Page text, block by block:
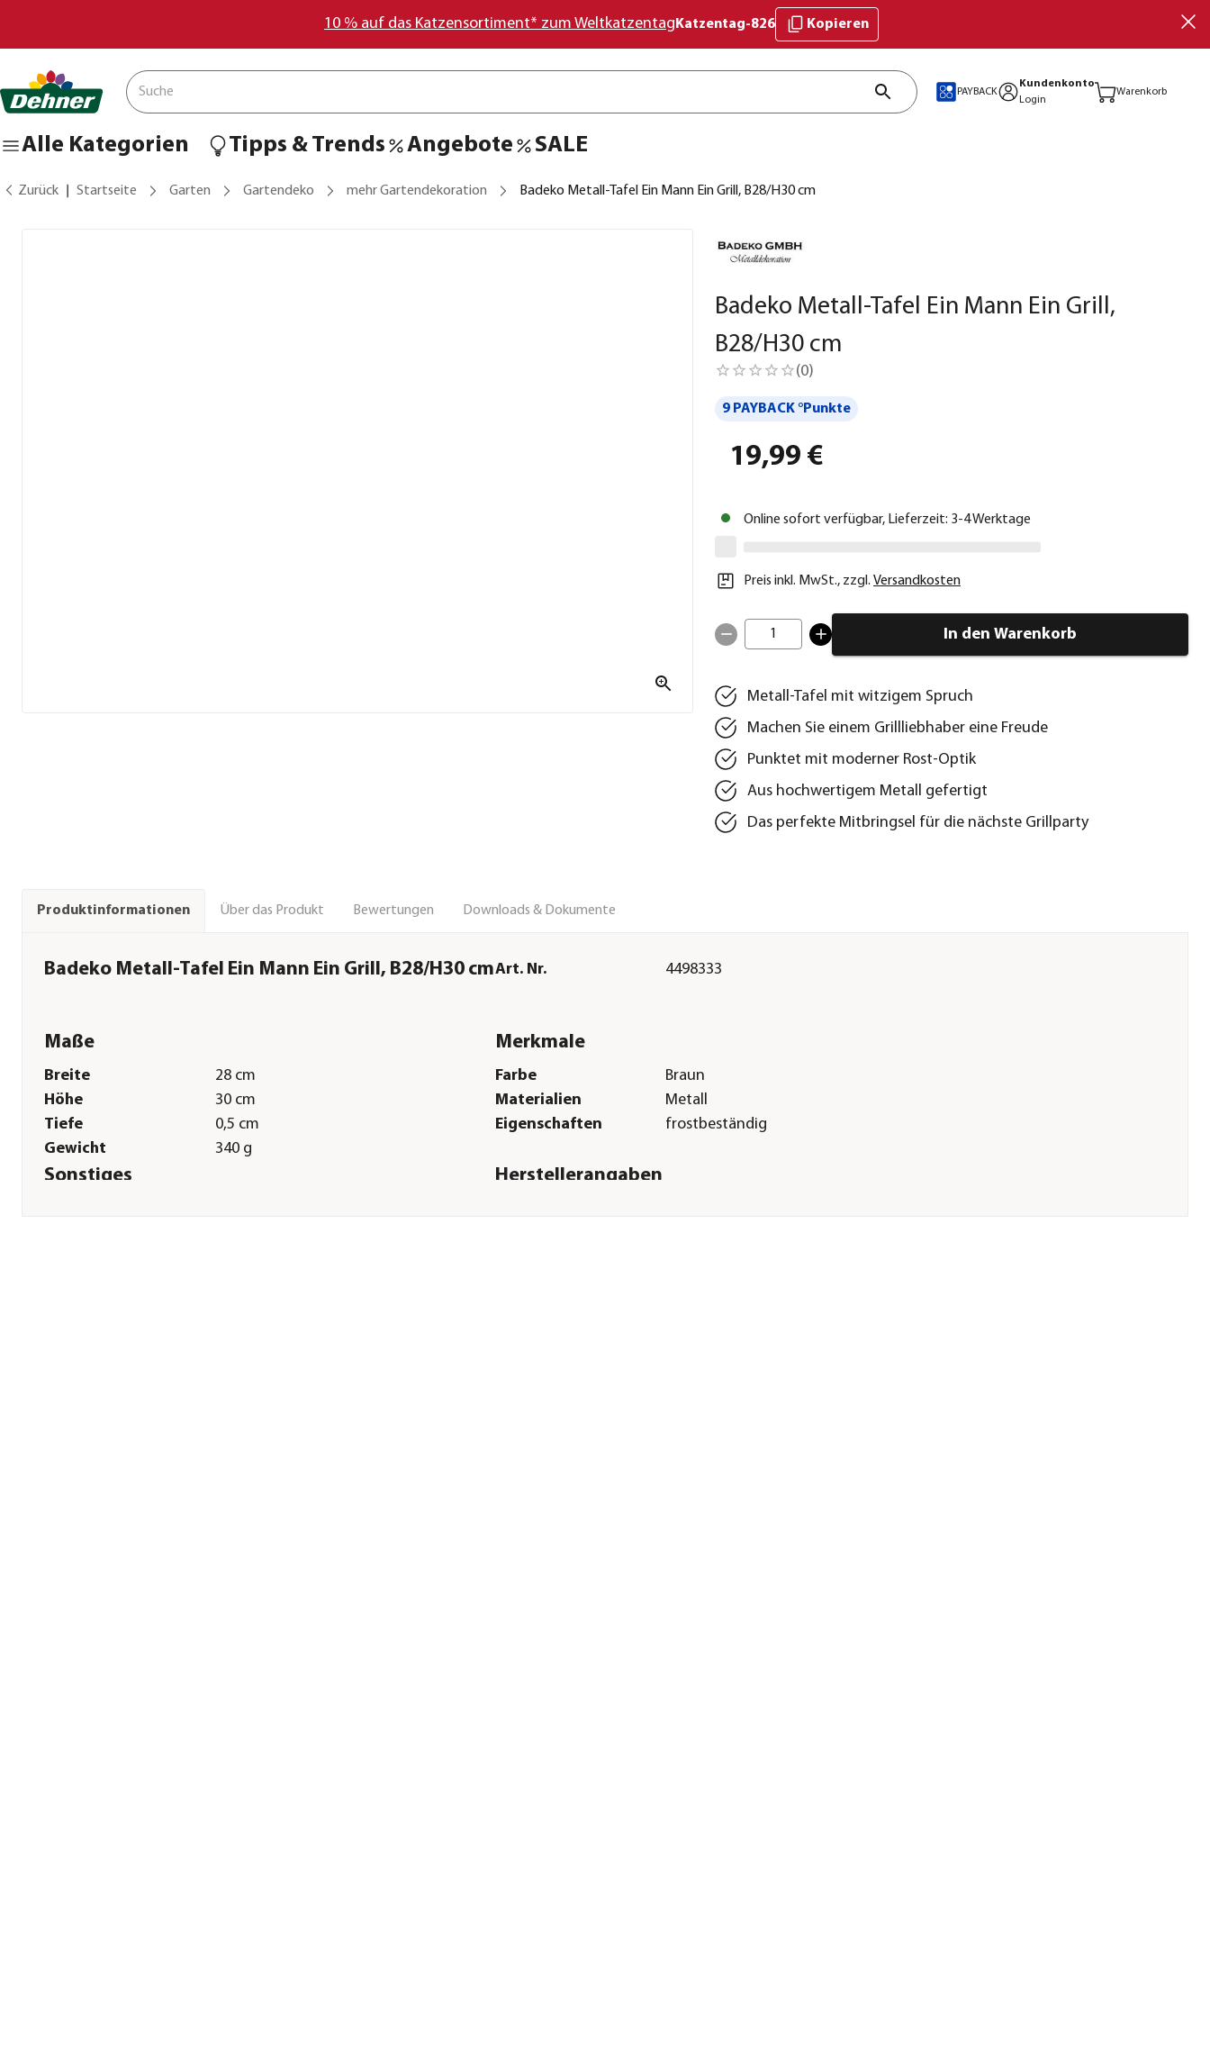
10 % auf das Katzensortiment* zum Weltkatzentag Katzentag-826 Kopieren
PAYBACK
Kundenkonto
Login
Warenkorb
Alle Kategorien Tipps & Trends Angebote SALE
Zurück Startseite Garten Gartendeko mehr Gartendekoration Badeko Metall-Tafel Ein Mann Ein Grill, B28/H30 cm
Badeko Metall-Tafel Ein Mann Ein Grill,
B28/H30 cm
(0)
9 PAYBACK °Punkte
19,99 €
Online sofort verfügbar, Lieferzeit: 3-4 Werktage
Preis inkl. MwSt., zzgl. Versandkosten
1 In den Warenkorb
Metall-Tafel mit witzigem Spruch
Machen Sie einem Grillliebhaber eine Freude
Punktet mit moderner Rost-Optik
Aus hochwertigem Metall gefertigt
Das perfekte Mitbringsel für die nächste Grillparty
Produktinformationen Über das Produkt Bewertungen Downloads & Dokumente
Badeko Metall-Tafel Ein Mann Ein Grill, B28/H30 cmArt. Nr. 4498333
Maße
Breite
28 cm
Höhe
30 cm
Tiefe
0,5 cm
Gewicht
340 g
Merkmale
Farbe
Braun
Materialien
Metall
Eigenschaften
frostbeständig
Sonstiges Herstellerangaben